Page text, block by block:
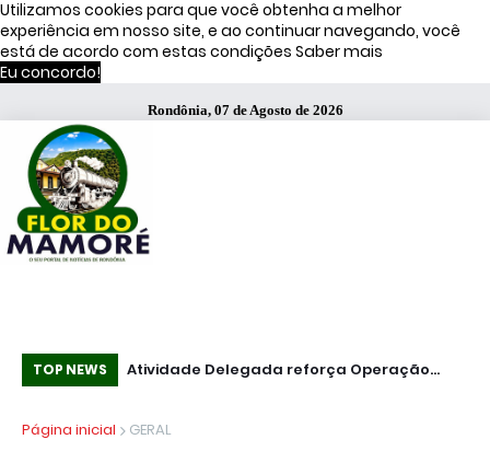
Utilizamos cookies para que você obtenha a melhor
experiência em nosso site, e ao continuar navegando, você
está de acordo com estas condições Saber mais
Eu concordo!
Rondônia, 07 de Agosto de 2026
TOP NEWS
Atividade Delegada reforça Operação
51% dos brasileiros têm visão negativa de
Página inicial
GERAL